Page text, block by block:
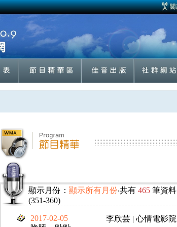
顯示月份： 顯示所有月份‧共有 465筆資料
(351-360)
2017-02-05
李欣芸 | 心情電影院